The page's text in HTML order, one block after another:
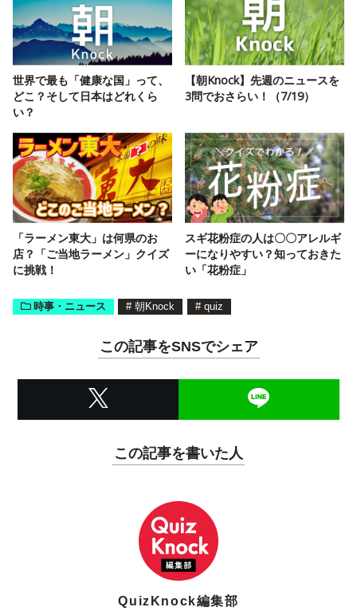
世界で最も「健康な国」って、
どこ？そして日本はどれくら
い？
【朝Knock】先週のニュースを
3問でおさらい！（7/19）
「ラーメン東大」は何県のお
店？「ご当地ラーメン」クイズ
に挑戦！
スギ花粉症の人は〇〇アレルギ
ーになりやすい？知っておきた
い「花粉症」
時事・ニュース # 朝Knock # quiz
この記事をSNSでシェア
この記事を書いた人
QuizKnock編集部